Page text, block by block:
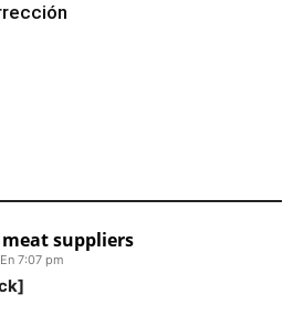
suppliers
7:07 pm